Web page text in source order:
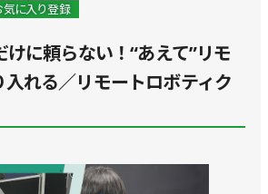
に入り登録
に頼らない！“あえて”リモ
れる／リモートロボティク